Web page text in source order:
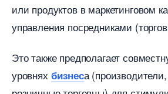
или продуктов в маркетинговом
управления посредниками
Это также предполагает
уровнях изнеса